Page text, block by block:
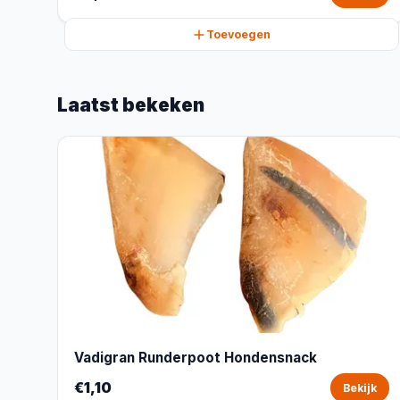
Toevoegen
Laatst bekeken
Vadigran Runderpoot Hondensnack
€1,10 Bekijk